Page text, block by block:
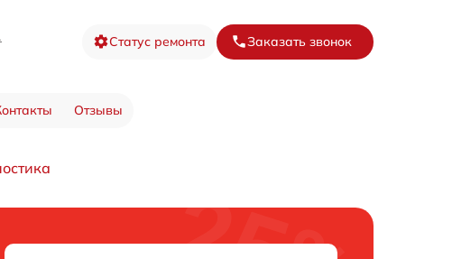
Статус ремонта Заказать звонок
Отзывы